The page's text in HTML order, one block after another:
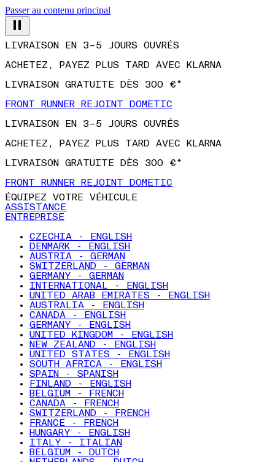
Passer au contenu principal
ACHETEZ, PAYEZ PLUS TARD AVEC KLARNA
LIVRAISON GRATUITE DÈS 300 €*
FRONT RUNNER REJOINT DOMETIC
LIVRAISON EN 3–5 JOURS OUVRÉS
ACHETEZ, PAYEZ PLUS TARD AVEC KLARNA
LIVRAISON GRATUITE DÈS 300 €*
FRONT RUNNER REJOINT DOMETIC
ÉQUIPEZ VOTRE VÉHICULE
ASSISTANCE
ENTREPRISE
CZECHIA - ENGLISH
DENMARK - ENGLISH
AUSTRIA - GERMAN
SWITZERLAND - GERMAN
GERMANY - GERMAN
INTERNATIONAL - ENGLISH
UNITED ARAB EMIRATES - ENGLISH
AUSTRALIA - ENGLISH
CANADA - ENGLISH
GERMANY - ENGLISH
UNITED KINGDOM - ENGLISH
NEW ZEALAND - ENGLISH
UNITED STATES - ENGLISH
SOUTH AFRICA - ENGLISH
SPAIN - SPANISH
FINLAND - ENGLISH
BELGIUM - FRENCH
CANADA - FRENCH
SWITZERLAND - FRENCH
FRANCE - FRENCH
HUNGARY - ENGLISH
ITALY - ITALIAN
BELGIUM - DUTCH